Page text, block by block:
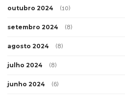
outubro 2024 (10)
setembro 2024 (8)
agosto 2024 (8)
julho 2024 (8)
junho 2024 (6)